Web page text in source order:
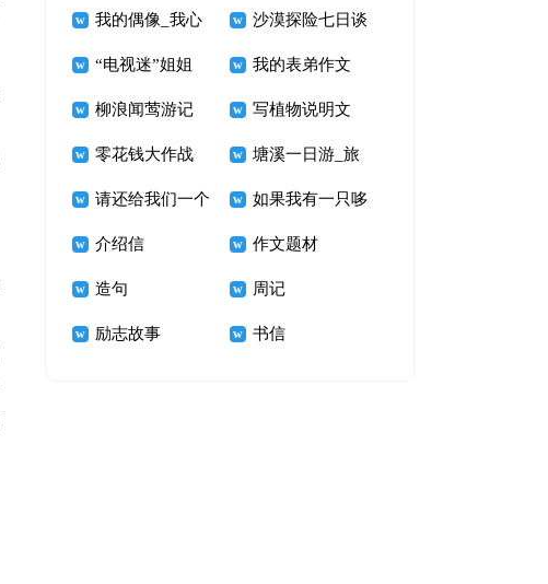
我的偶像_我心
中的鲁迅先生作
文800字
沙漠探险七日谈
“电视迷”姐姐 我的表弟作文
柳浪闻莺游记 写植物说明文
400字 打破碗花
零花钱大作战 塘溪一日游_旅
游记事作文700
字
请还给我们一个
美丽的家
如果我有一只哆
啦A梦
介绍信 作文题材
造句 周记
励志故事 书信